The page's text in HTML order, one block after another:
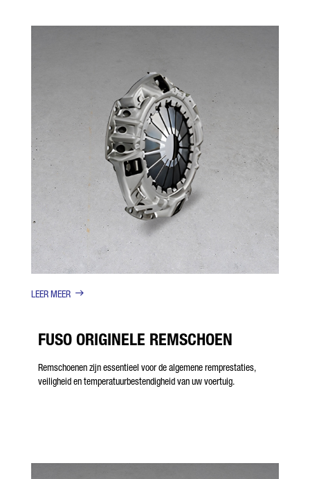
LEER MEER
FUSO ORIGINELE REMSCHOEN
Remschoenen zijn essentieel voor de algemene remprestaties,
veiligheid en temperatuurbestendigheid van uw voertuig.